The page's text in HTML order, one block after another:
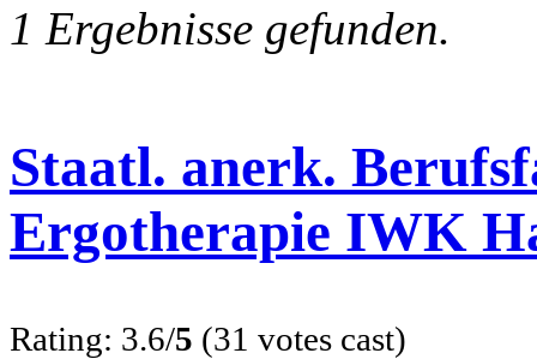
1 Ergebnisse gefunden.
Staatl. anerk.
Ergotherapie IWK
Rating: 3.6/5 (31 votes cast)